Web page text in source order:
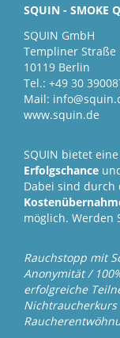
SQUIN - SMOKE
SQUIN GmbH
Templiner Straße
10119 Berlin
Tel.: +49 30
Mail:
www.squin.de
SQUIN bietet eine
Erfolgschance
Dabei sind durch
möglich. Werden
Rauchstopp mit
Anonymität /
erfolgreiche